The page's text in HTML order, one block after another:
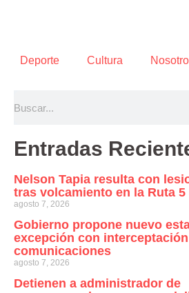
Deporte Cultura
Entradas
Nelson Tapia resulta con
tras volcamiento en la Ruta 5
agosto 7, 2026
Gobierno propone nuevo
excepción con
comunicaciones
agosto 7, 2026
Detienen a administrador de